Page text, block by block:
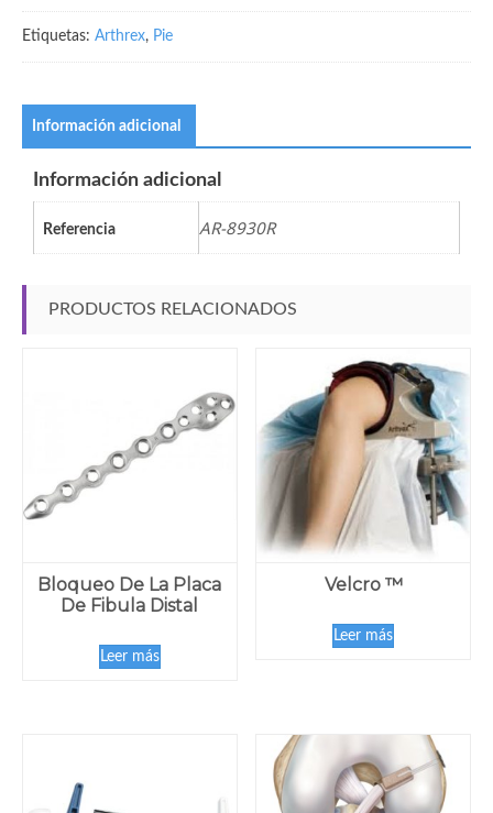
Etiquetas: Arthrex, Pie
Información adicional
Información adicional
Referencia AR-8930R
PRODUCTOS RELACIONADOS
Bloqueo De La Placa
De Fibula Distal
Leer más
Velcro ™
Leer más